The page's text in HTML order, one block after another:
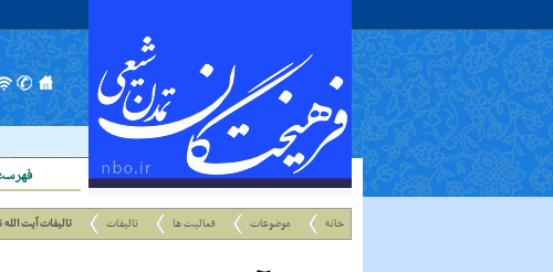
خانه موضوعات فعالیت ها تالیفات تالیفات آیت